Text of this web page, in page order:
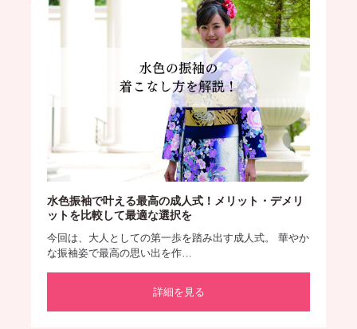
水色振袖で叶える最高の成人式！メリット・デメリ
ットを比較して最適な選択を
今回は、大人としての第一歩を踏み出す成人式。 華やか
な振袖姿で最高の思い出を作…
詳細を見る